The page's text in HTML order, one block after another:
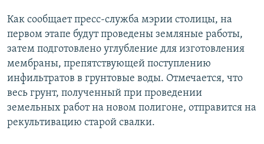
Как сообщает пресс-служба мэрии столицы, на
первом этапе будут проведены земляные работы,
затем подготовлено углубление для изготовления
мембраны, препятствующей поступлению
инфильтратов в грунтовые воды. Отмечается, что
весь грунт, полученный при проведении
земельных работ на новом полигоне, отправится на
рекультивацию старой свалки.